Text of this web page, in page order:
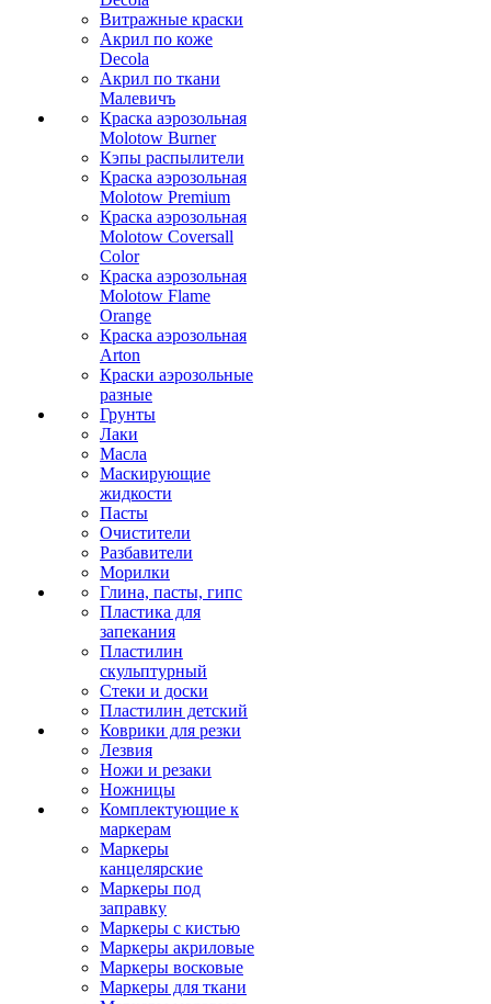
Витражные краски
Акрил по коже
Decola
Акрил по ткани
Малевичъ
Краска аэрозольная
Molotow Burner
Кэпы распылители
Краска аэрозольная
Molotow Premium
Краска аэрозольная
Molotow Coversall
Color
Краска аэрозольная
Molotow Flame
Orange
Краска аэрозольная
Arton
Краски аэрозольные
разные
Грунты
Лаки
Масла
Маскирующие
жидкости
Пасты
Очистители
Разбавители
Морилки
Глина, пасты, гипс
Пластика для
запекания
Пластилин
скульптурный
Стеки и доски
Пластилин детский
Коврики для резки
Лезвия
Ножи и резаки
Ножницы
Комплектующие к
маркерам
Маркеры
канцелярские
Маркеры под
заправку
Маркеры с кистью
Маркеры акриловые
Маркеры восковые
Маркеры для ткани